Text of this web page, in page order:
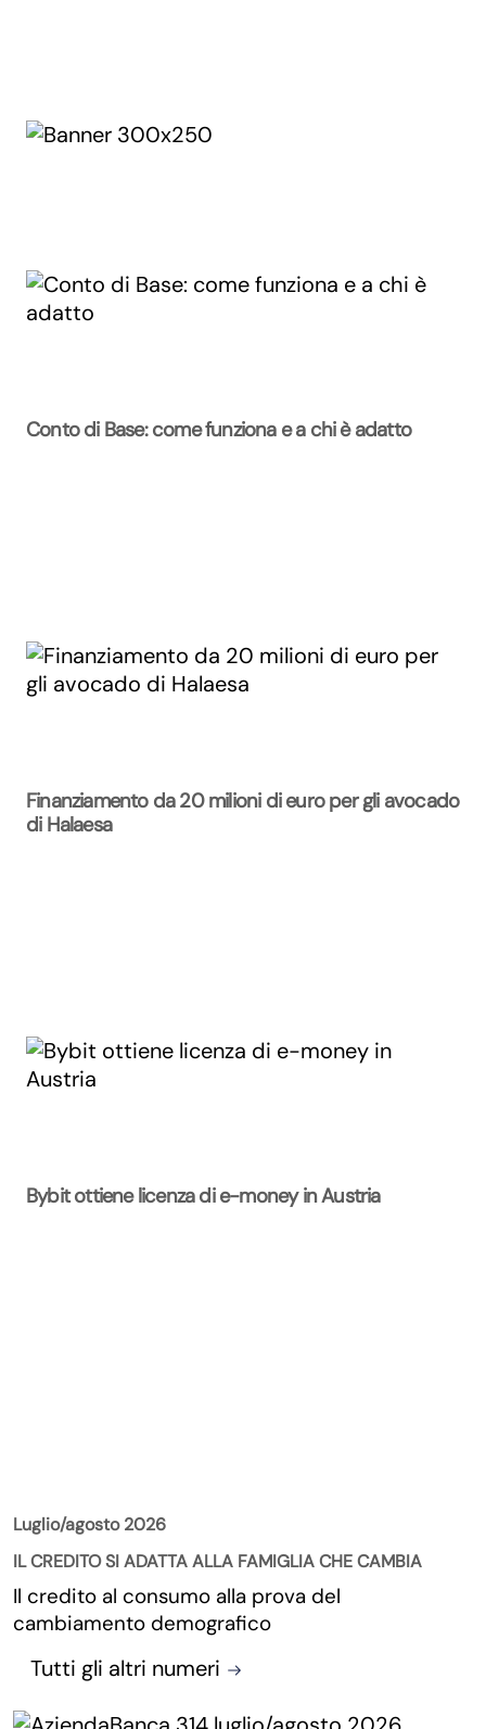
Conto di Base: come funziona e a chi è adatto
Finanziamento da 20 milioni di euro per gli avocado
di Halaesa
Bybit ottiene licenza di e-money in Austria
Luglio/agosto 2026
IL CREDITO SI ADATTA ALLA FAMIGLIA CHE CAMBIA
Il credito al consumo alla prova del
cambiamento demografico
Tutti gli altri numeri